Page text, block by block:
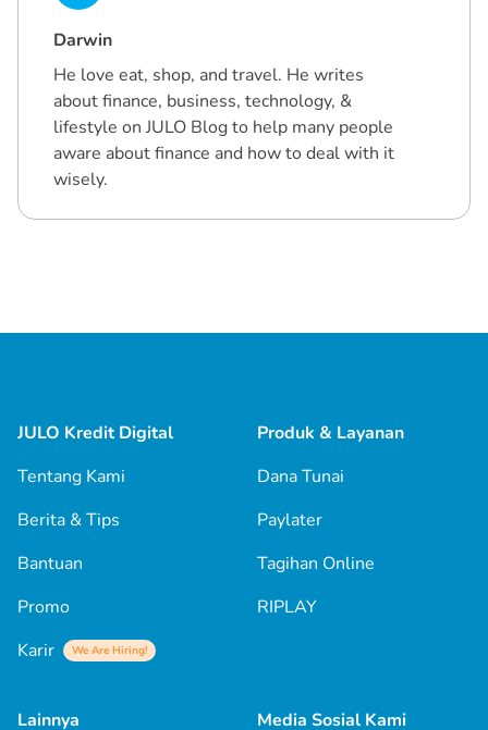
Darwin
He love eat, shop, and travel. He writes
about finance, business, technology, &
lifestyle on JULO Blog to help many people
aware about finance and how to deal with it
wisely.
JULO Kredit Digital
Tentang Kami
Berita & Tips
Bantuan
Promo
Karir
We Are Hiring!
Produk & Layanan
Dana Tunai
Paylater
Tagihan Online
RIPLAY
Lainnya
Media Sosial Kami